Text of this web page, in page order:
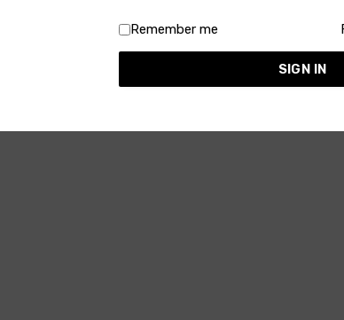
যে-লোকটি এসেছে সে কী রকম।’
Remember me
SIGN IN